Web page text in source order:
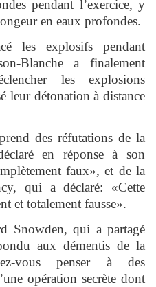
pendant l’exercice, y
en eaux profondes.
les explosifs pendant
Blanche a finalement
les explosions
leur détonation à distance
des réfutations de la
en réponse à son
faux», et de la
qui a déclaré: «Cette
et totalement fausse».
Snowden, qui a partagé
aux démentis de la
vous penser à des
opération secrète dont